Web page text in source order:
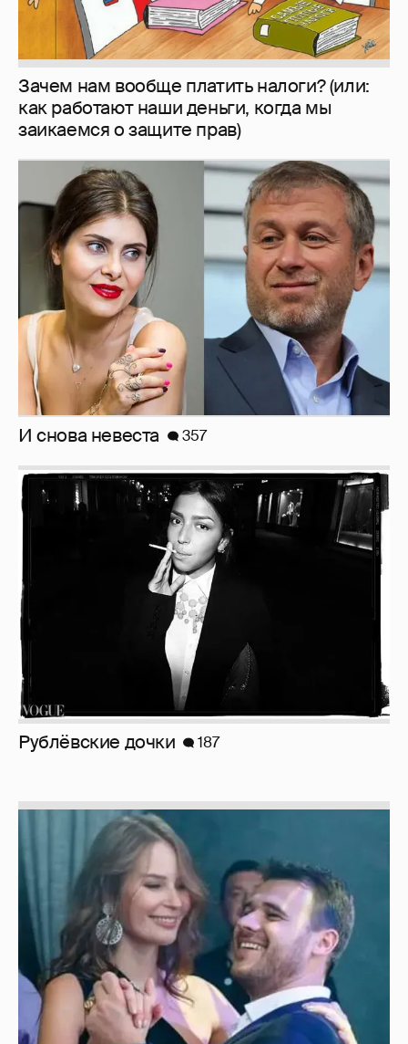
Зачем нам вообще платить налоги? (или:
как работают наши деньги, когда мы
заикаемся о защите прав)
И снова невеста 357
Рублёвские дочки 187